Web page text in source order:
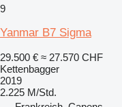
9
Yanmar B7 Sigma
29.500 € ≈ 27.570 CHF
Kettenbagger
2019
2.225 M/Std.